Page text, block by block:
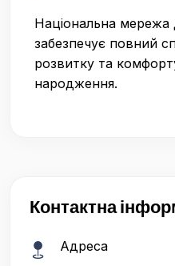
Національна мережа
забезпечує повний
розвитку та
народження.
Контактна
Адреса